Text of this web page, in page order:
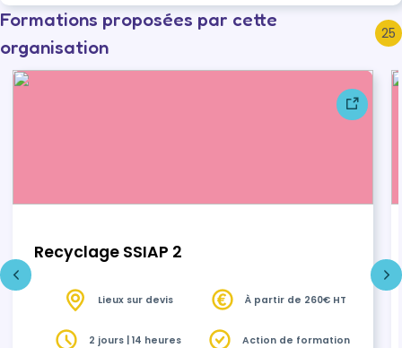
Formations proposées par cette
organisation
25
Recyclage SSIAP 2
Lieux sur devis À partir de 260€ HT
2 jours | 14 heures Action de formation